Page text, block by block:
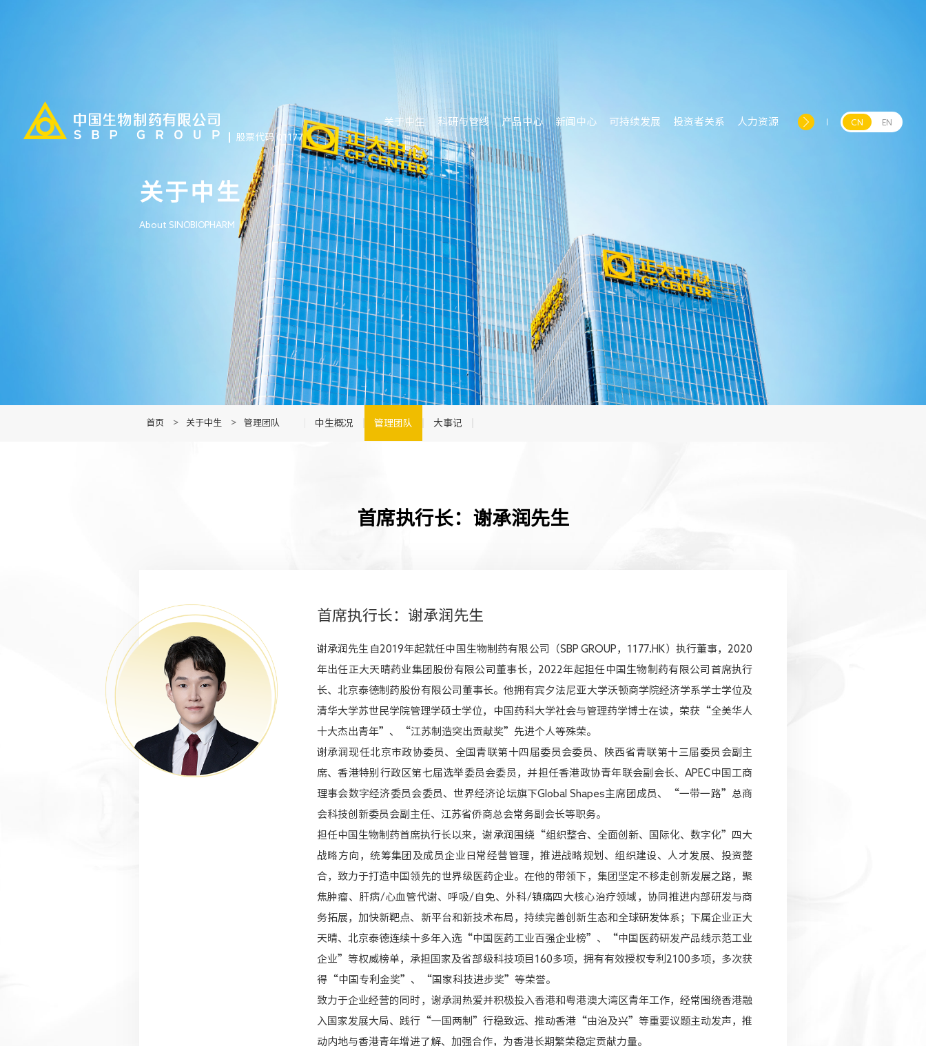
股票代码 01177
关于中生 科研与管线 产品中心 新闻中心 可持续发展 投资者关系 人力资源 CN EN
关于中生
About SINOBIOPHARM
首页 > 关于中生 > 管理团队 中生概况 管理团队 大事记
首席执行长：谢承润先生
首席执行长：谢承润先生
谢承润先生自2019年起就任中国生物制药有限公司（SBP GROUP，1177.HK）执行董事，2020
年出任正大天晴药业集团股份有限公司董事长，2022年起担任中国生物制药有限公司首席执行
长、北京泰德制药股份有限公司董事长。他拥有宾夕法尼亚大学沃顿商学院经济学系学士学位及
清华大学苏世民学院管理学硕士学位，中国药科大学社会与管理药学博士在读，荣获“全美华人
十大杰出青年”、“江苏制造突出贡献奖”先进个人等殊荣。
谢承润现任北京市政协委员、全国青联第十四届委员会委员、陕西省青联第十三届委员会副主
席、香港特别行政区第七届选举委员会委员，并担任香港政协青年联会副会长、APEC中国工商
理事会数字经济委员会委员、世界经济论坛旗下Global Shapes主席团成员、“一带一路”总商
会科技创新委员会副主任、江苏省侨商总会常务副会长等职务。
担任中国生物制药首席执行长以来，谢承润围绕“组织整合、全面创新、国际化、数字化”四大
战略方向，统筹集团及成员企业日常经营管理，推进战略规划、组织建设、人才发展、投资整
合，致力于打造中国领先的世界级医药企业。在他的带领下，集团坚定不移走创新发展之路，聚
焦肿瘤、肝病/心血管代谢、呼吸/自免、外科/镇痛四大核心治疗领域，协同推进内部研发与商
务拓展，加快新靶点、新平台和新技术布局，持续完善创新生态和全球研发体系；下属企业正大
天晴、北京泰德连续十多年入选“中国医药工业百强企业榜”、“中国医药研发产品线示范工业
企业”等权威榜单，承担国家及省部级科技项目160多项，拥有有效授权专利2100多项，多次获
得“中国专利金奖”、“国家科技进步奖”等荣誉。
致力于企业经营的同时，谢承润热爱并积极投入香港和粤港澳大湾区青年工作，经常围绕香港融
入国家发展大局、践行“一国两制”行稳致远、推动香港“由治及兴”等重要议题主动发声，推
动内地与香港青年增进了解、加强合作，为香港长期繁荣稳定贡献力量。